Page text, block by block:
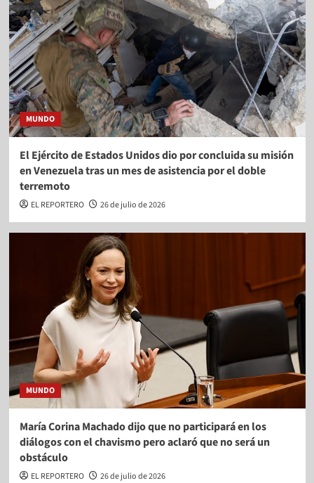
MUNDO
El Ejército de Estados Unidos dio por concluida su misión
en Venezuela tras un mes de asistencia por el doble
terremoto
EL REPORTERO 26 de julio de 2026
MUNDO
María Corina Machado dijo que no participará en los
diálogos con el chavismo pero aclaró que no será un
obstáculo
EL REPORTERO 26 de julio de 2026